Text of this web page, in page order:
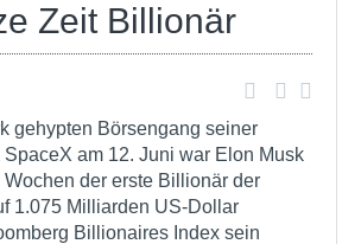
Zeit Billionär
gehypten Börsengang seiner
am 12. Juni war Elon Musk
der erste Billionär der
1.075 Milliarden US-Dollar
Billionaires Index sein